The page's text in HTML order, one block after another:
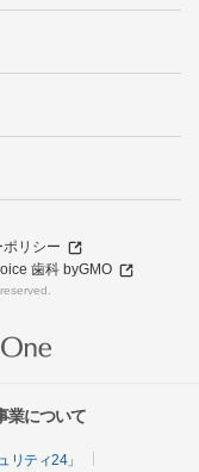
リシー
歯科 byGMO
業について
リティ24」